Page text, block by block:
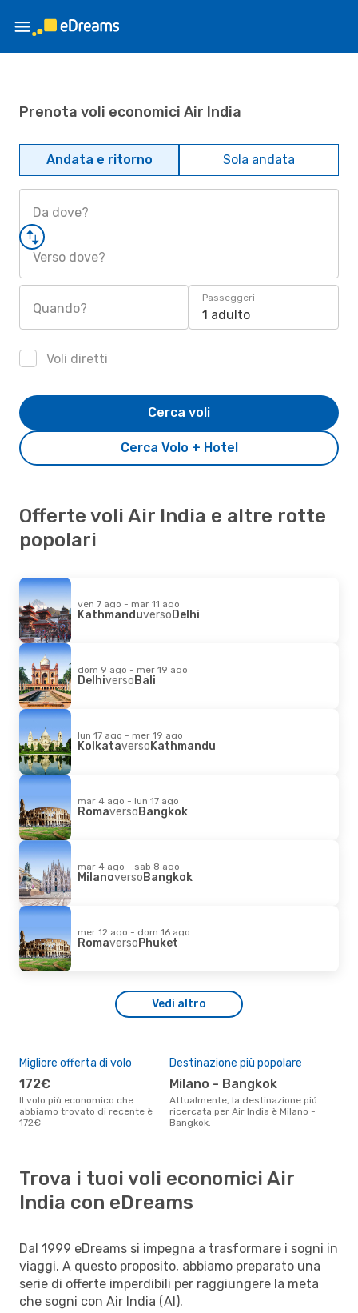
Prenota voli economici Air India
Andata e ritorno Sola andata
Da dove?
Verso dove?
Quando?
Passeggeri
1 adulto
Voli diretti
Cerca Volo + Hotel
Cerca voli
Offerte voli Air India e altre rotte
popolari
ven 7 ago - mar 11 ago
KathmanduversoDelhi
dom 9 ago - mer 19 ago
DelhiversoBali
lun 17 ago - mer 19 ago
KolkataversoKathmandu
mar 4 ago - lun 17 ago
RomaversoBangkok
mar 4 ago - sab 8 ago
MilanoversoBangkok
mer 12 ago - dom 16 ago
RomaversoPhuket
Vedi altro
Migliore offerta di volo
172€
Il volo più economico che
abbiamo trovato di recente è
172€
Destinazione più popolare
Milano - Bangkok
Attualmente, la destinazione piú
ricercata per Air India è Milano -
Bangkok.
Trova i tuoi voli economici Air
India con eDreams
Dal 1999 eDreams si impegna a trasformare i sogni in
viaggi. A questo proposito, abbiamo preparato una
serie di offerte imperdibili per raggiungere la meta
che sogni con Air India (AI).